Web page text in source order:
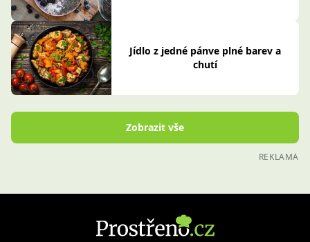
Jídlo z jedné pánve plné barev a
chutí
Zobrazit vše
REKLAMA